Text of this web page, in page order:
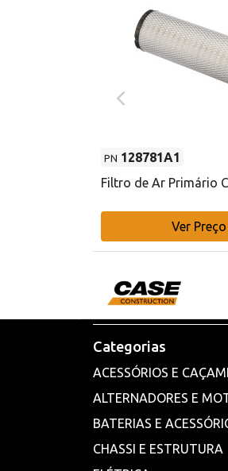
PN 128781A1
Filtro de Ar Primário
Ver Preço
Categorias
ACESSÓRIOS E
ALTERNADORES E
BATERIAS E
CHASSI E ESTRUTURA